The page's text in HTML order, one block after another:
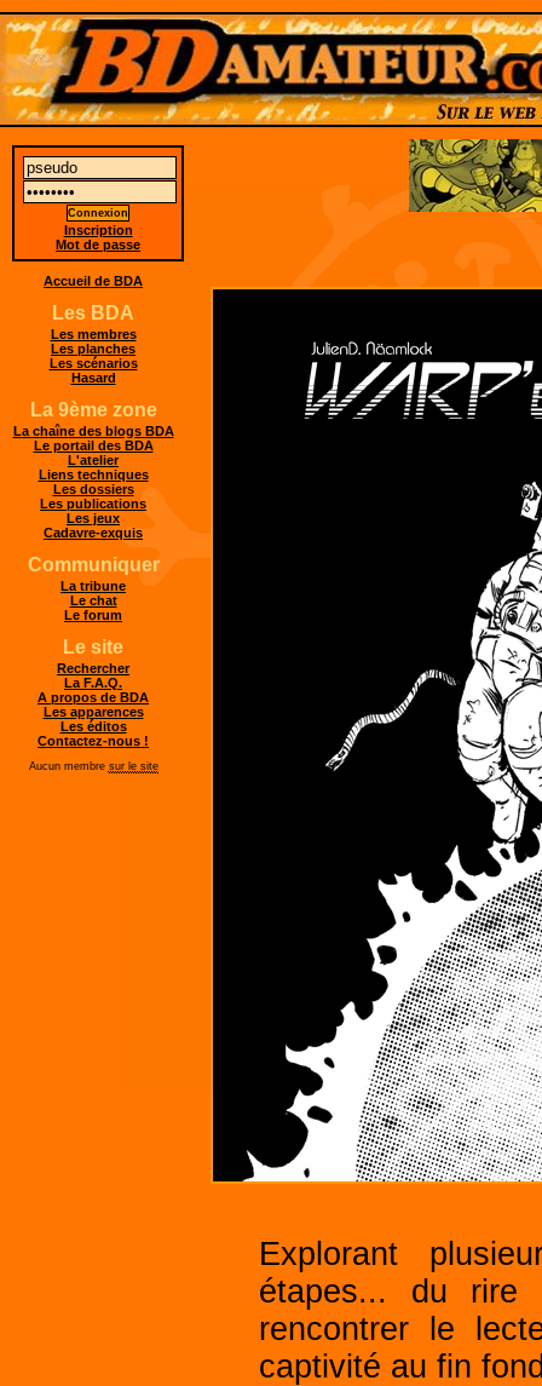
Explorant
étapes... du rire
rencontrer le
captivité au fin
Inscription
Mot de passe
Accueil de BDA
Les BDA
Les membres
Les planches
Les scénarios
Hasard
La 9ème zone
La chaîne des blogs BDA
Le portail des BDA
L'atelier
Liens techniques
Les dossiers
Les publications
Les jeux
Cadavre-exquis
Communiquer
La tribune
Le chat
Le forum
Le site
Rechercher
La F.A.Q.
A propos de BDA
Les apparences
Les éditos
Contactez-nous !
Aucun membre sur le site